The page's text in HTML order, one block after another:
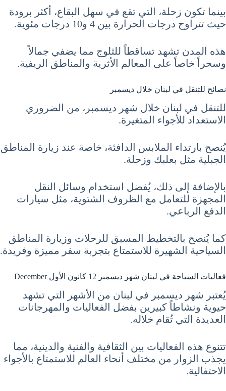
بينما تكون زحلة، التي تقع في سهل البقاع، أكثر برودة
حيث تتراوح درجات الحرارة بين 4 و10 درجات مئوية.
هذه المدن تشهد تساقطاً للثلوج مما يضفي جمالاً
وسحراً خاصاً على المعالم الأثرية والمناطق الريفية.
نصائح للتنقل في لبنان خلال ديسمبر
للتنقل في لبنان خلال شهر ديسمبر، من الضروري
الاستعداد للأجواء المتغيرة.
يُنصح بارتداء الملابس الدافئة، خاصة عند زيارة المناطق
الجبلية مثل بعلبك وزحلة.
بالإضافة إلى ذلك، يُفضل استخدام وسائل النقل
المجهزة للتعامل مع الظروف الشتوية، مثل سيارات
الدفع الرباعي.
كما يُنصح بالتخطيط المسبق للرحلات وزيارة المناطق
السياحية الشهيرة للاستمتاع بتجربة سفر مميزة وفريدة.
فعاليات السياحة في لبنان شهر ديسمبر 12 كانون الأول December
يُعتبر شهر ديسمبر في لبنان من الأشهر التي تشهد
حيوية ونشاطاً كبيرين بفضل الفعاليات والمهرجانات
العديدة التي تُقام خلاله.
تتنوع هذه الفعاليات بين الثقافية والفنية والدينية، مما
يجذب الزوار من مختلف أنحاء العالم للاستمتاع بالأجواء
الاحتفالية.